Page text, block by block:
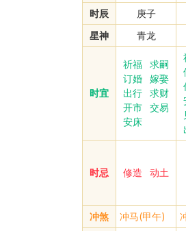
时辰
庚子
星神
青龙
时宜
祈福
求嗣
订婚
嫁娶
出行
求财
开市
交易
安床
时忌 修造 动土
冲煞 冲马(甲午)